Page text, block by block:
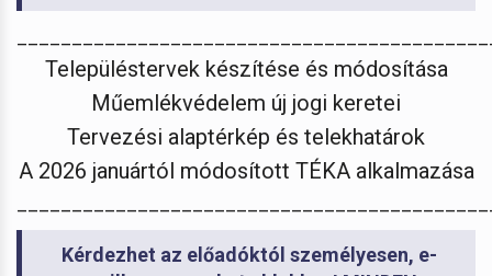
Településtervek készítése és módosítása
Műemlékvédelem új jogi keretei
Tervezési alaptérkép és telekhatárok
A 2026 januártól módosított TÉKA alkalmazása
Kérdezhet az előadóktól személyesen, e-